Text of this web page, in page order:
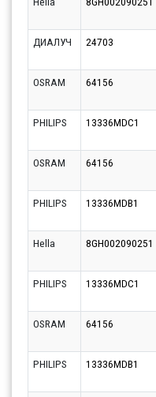
ДИАЛУЧ
24703
OSRAM 64156
PHILIPS 13336MDC1
OSRAM
64156
PHILIPS 13336MDB1
Hella
8GH002090251
PHILIPS 13336MDC1
OSRAM 64156
PHILIPS 13336MDB1